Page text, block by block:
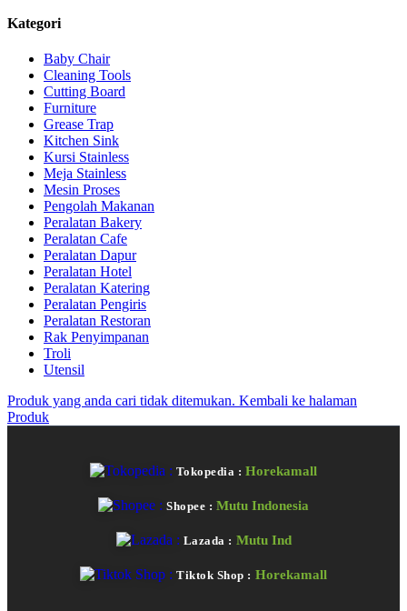
Kategori
Baby Chair
Cleaning Tools
Cutting Board
Furniture
Grease Trap
Kitchen Sink
Kursi Stainless
Meja Stainless
Mesin Proses
Pengolah Makanan
Peralatan Bakery
Peralatan Cafe
Peralatan Dapur
Peralatan Hotel
Peralatan Katering
Peralatan Pengiris
Peralatan Restoran
Rak Penyimpanan
Troli
Utensil
Produk yang anda cari tidak ditemukan. Kembali ke halaman
Produk
Tokopedia : Horekamall
Shopee : Mutu Indonesia
Lazada : Mutu Ind
Tiktok Shop : Horekamall